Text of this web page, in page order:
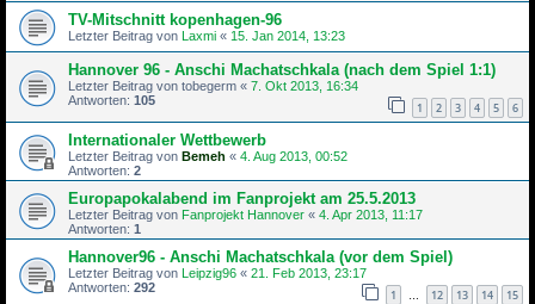
TV-Mitschnitt kopenhagen-96
Letzter Beitrag von Laxmi « 15. Jan 2014, 13:23
Hannover 96 - Anschi Machatschkala (nach dem Spiel 1:1)
Letzter Beitrag von tobegerm « 7. Okt 2013, 16:34
Antworten: 105 1 2 3 4 5 6
Internationaler Wettbewerb
Letzter Beitrag von Bemeh « 4. Aug 2013, 00:52
Antworten: 2
Europapokalabend im Fanprojekt am 25.5.2013
Letzter Beitrag von Fanprojekt Hannover « 4. Apr 2013, 11:17
Antworten: 1
Hannover96 - Anschi Machatschkala (vor dem Spiel)
Letzter Beitrag von Leipzig96 « 21. Feb 2013, 23:17
Antworten: 292 1 … 12 13 14 15